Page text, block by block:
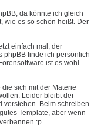
da könnte ich gleich
wie es so schön heißt. Der
einfach mal, der
phpBB finde ich persönlich
ist es wohl
sich mit der Materie
Leider bleibt der
verstehen. Beim schreiben
Template, aber wenn
:p